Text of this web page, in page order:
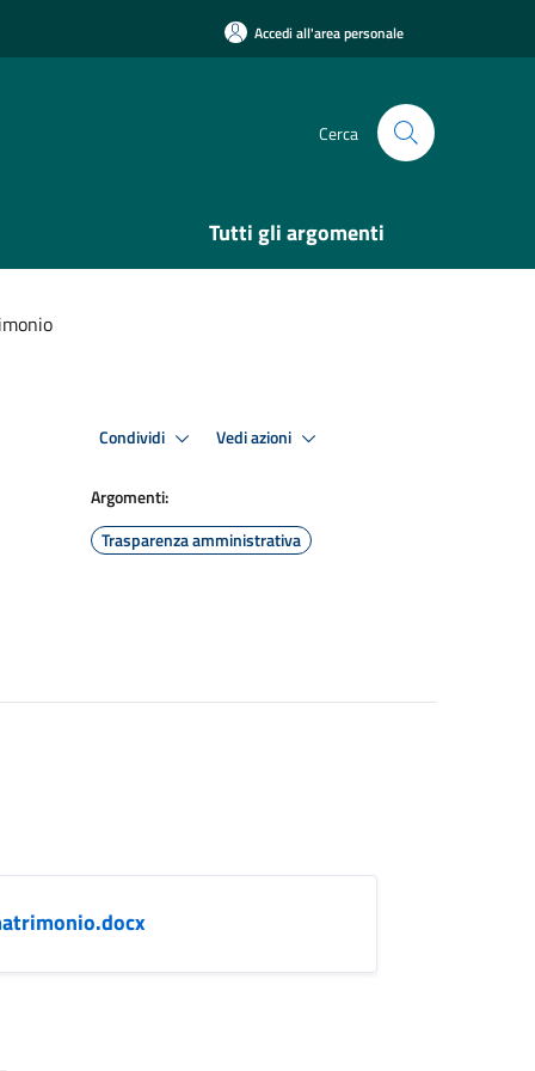
Accedi all'area personale
Cerca
Tutti gli argomenti
Condividi Vedi azioni
Argomenti:
Trasparenza amministrativa